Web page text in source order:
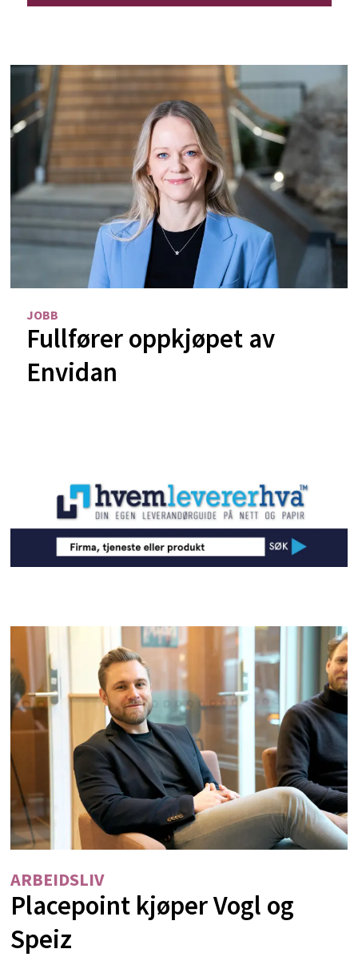
JOBB
Fullfører oppkjøpet av
Envidan
ARBEIDSLIV
Placepoint kjøper Vogl og
Speiz